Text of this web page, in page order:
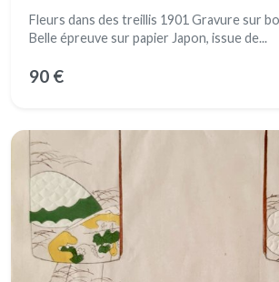
Fleurs dans des treillis 1901 Gravure sur
Belle épreuve sur papier Japon, issue de...
90 €